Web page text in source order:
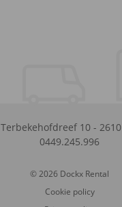
Terbekehofdreef 10 - 2610
0449.245.996
© 2026 Dockx Rental
Cookie policy